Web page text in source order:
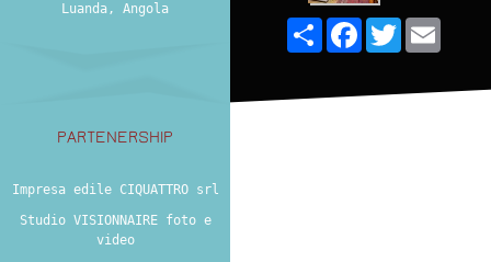
Share FacebookTwitter
Luanda, Angola
PARTENERSHIP
Impresa edile CIQUATTRO srl
Studio VISIONNAIRE foto e
video